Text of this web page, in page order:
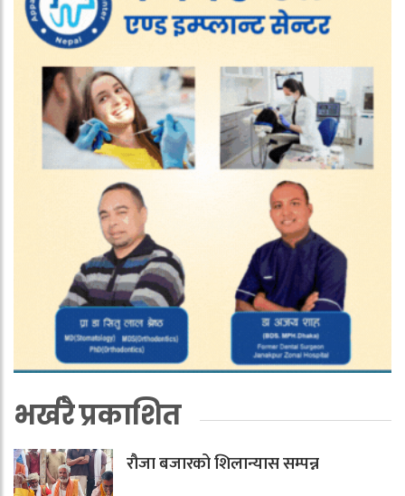
भर्खरै प्रकाशित
रौजा बजारको शिलान्यास सम्पन्न